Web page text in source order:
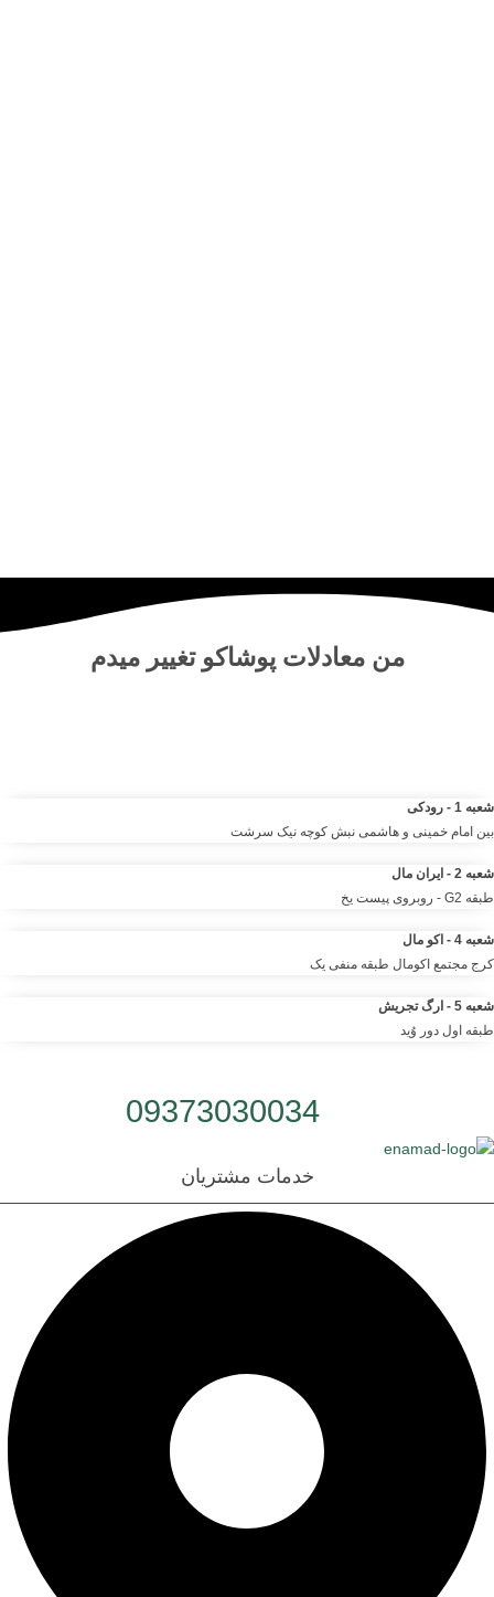
من معادلات پوشاکو تغییر میدم
شعبه 1 - رودکی
بین امام خمینی و هاشمی نبش کوچه نیک سرشت
شعبه 2 - ایران مال
طبقه G2 - روبروی پیست یخ
شعبه 4 - اکو مال
کرج مجتمع اکومال طبقه منفی یک
شعبه 5 - ارگ تجریش
طبقه اول دور وُید
09373030034
خدمات مشتریان